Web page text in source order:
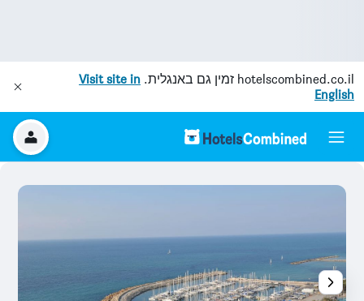
hotelscombined.co.il זמין גם באנגלית. Visit site in
English